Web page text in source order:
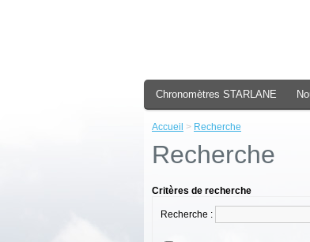
Chronomètres STARLANE
Accueil > Recherche
Recherche
Critères de recherche
Recherche :